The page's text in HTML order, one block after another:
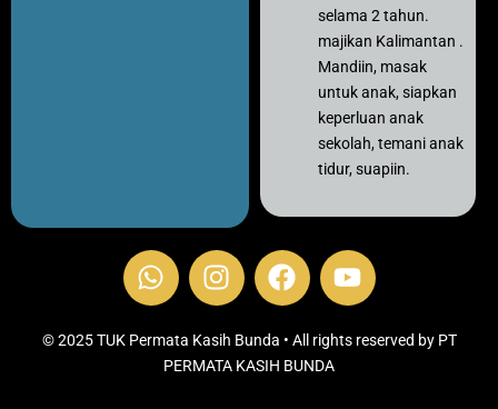
selama 2 tahun.
majikan Kalimantan .
Mandiin, masak
untuk anak, siapkan
keperluan anak
sekolah, temani anak
tidur, suapiin.
W
h
t
I
n
t
a
F
a
e
b
Y
o
t
© 2025 TUK Permata Kasih Bunda • All rights reserved by PT
PERMATA KASIH BUNDA